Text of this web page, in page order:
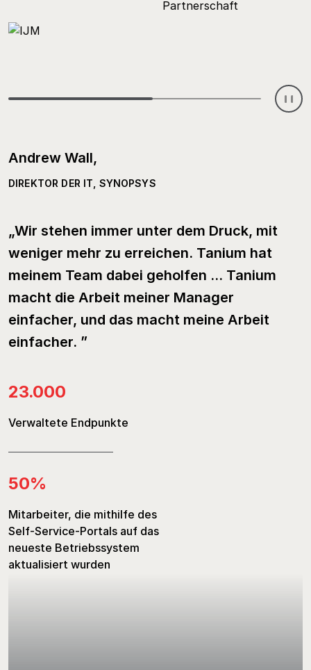
Andrew Wall,
DIREKTOR DER IT, SYNOPSYS
„Wir stehen immer unter dem Druck, mit
weniger mehr zu erreichen. Tanium hat
meinem Team dabei geholfen ... Tanium
macht die Arbeit meiner Manager
einfacher, und das macht meine Arbeit
einfacher. ”
23.000
Verwaltete Endpunkte
50%
Mitarbeiter, die mithilfe des
Self-Service-Portals auf das
neueste Betriebssystem
aktualisiert wurden
Ian Hogan
CHIEF DIGITAL INFORMATION OFFICER, NHS LEEDS UND
„Die Fähigkeit, Tanium zu verwenden, ist
für uns ein bahnbrechender und
lebensrettender Faktor. ”
50Wochen
Windows-PCs gespeichert
£125.000
erwartete Einsparungen
Tanium
James Thompson
CYBERSECURITY ANALYST, INTERNATIONAL JUSTICE
„Einige unserer Benutzer befinden sich in
Bereichen, in denen es schwierig ist, ins
Büro zu kommen. Es geht also nur darum,
sie mit dem Internet zu verbinden. Für sie
ist es Magie; für mich ist es nur
vollständig verschlüsselt